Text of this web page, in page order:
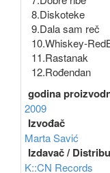
8.Diskoteke
9.Dala sam reč
10.Whiskey-
11.Rastanak
12.Rođendan
godina
2009
Izvođač
Marta Savić
Izdavač /
K::CN Records